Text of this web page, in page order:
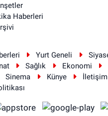
Haberleri
Yurt Geneli
Sağlık Ekonomi
Sinema Künye
İletişim